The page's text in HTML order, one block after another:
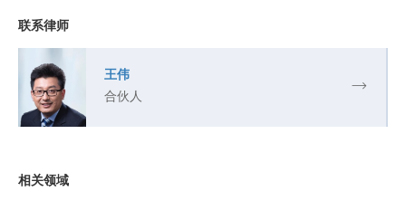
联系律师
王伟
合伙人
相关领域